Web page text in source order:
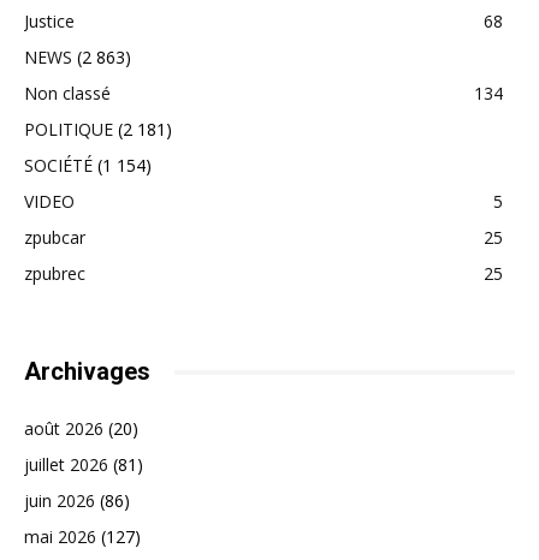
Justice
68
NEWS (2 863)
Non classé
134
POLITIQUE (2 181)
SOCIÉTÉ (1 154)
VIDEO
5
zpubcar
25
zpubrec
25
Archivages
août 2026 (20)
juillet 2026 (81)
juin 2026 (86)
mai 2026 (127)